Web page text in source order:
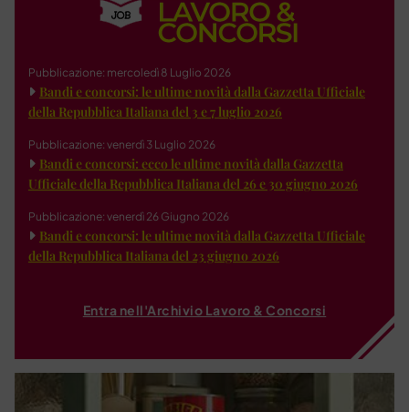
Pubblicazione: mercoledì 8 Luglio 2026
Bandi e concorsi: le ultime novità dalla Gazzetta Ufficiale
della Repubblica Italiana del 3 e 7 luglio 2026
Pubblicazione: venerdì 3 Luglio 2026
Bandi e concorsi: ecco le ultime novità dalla Gazzetta
Ufficiale della Repubblica Italiana del 26 e 30 giugno 2026
Pubblicazione: venerdì 26 Giugno 2026
Bandi e concorsi: le ultime novità dalla Gazzetta Ufficiale
della Repubblica Italiana del 23 giugno 2026
Entra nell'Archivio Lavoro & Concorsi